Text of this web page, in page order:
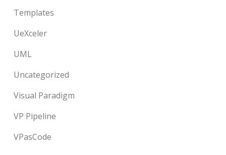
Templates
UeXceler
UML
Uncategorized
Visual Paradigm
VP Pipeline
VPasCode